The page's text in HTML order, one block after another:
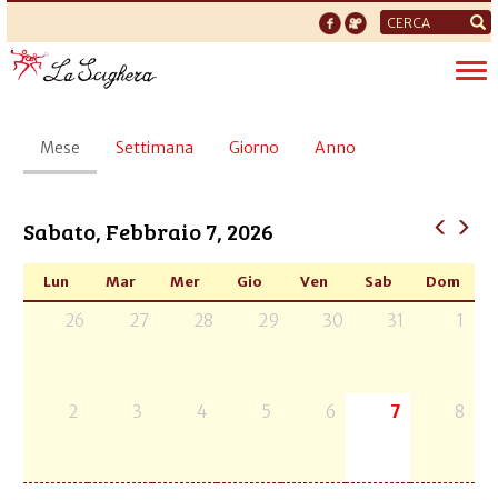
Form
di
ricerca
Schede
primarie
Mese (scheda
attiva)
Settimana Giorno Anno
Sabato, Febbraio 7, 2026
Lun Mar Mer Gio Ven Sab Dom
26 27 28 29 30 31 1
2 3 4 5 6 7 8